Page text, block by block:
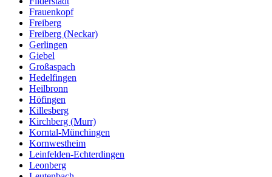
Frauenkopf
Freiberg
Freiberg (Neckar)
Gerlingen
Giebel
Großaspach
Hedelfingen
Heilbronn
Höfingen
Killesberg
Kirchberg (Murr)
Korntal-Münchingen
Kornwestheim
Leinfelden-Echterdingen
Leonberg